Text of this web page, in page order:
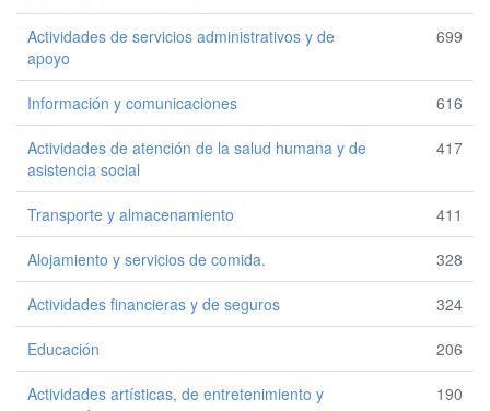
Actividades de servicios administrativos y de
apoyo
699
Información y comunicaciones 616
Actividades de atención de la salud humana y de
asistencia social
417
Transporte y almacenamiento 411
Alojamiento y servicios de comida. 328
Actividades financieras y de seguros 324
Educación 206
Actividades artísticas, de entretenimiento y
190